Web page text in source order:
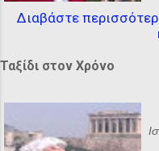
Διαβάστε
Ταξίδι στον Χρόνο